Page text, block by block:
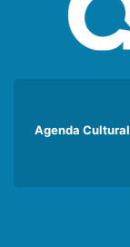
Agenda Cultural